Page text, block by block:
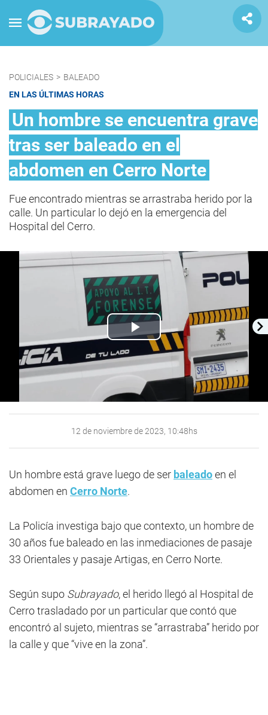
POLICIALES > BALEADO
EN LAS ÚLTIMAS HORAS
Un hombre se encuentra grave
tras ser baleado en el
abdomen en Cerro Norte
Fue encontrado mientras se arrastraba herido por la
calle. Un particular lo dejó en la emergencia del
Hospital del Cerro.
Play
Video
12 de noviembre de 2023, 10:48hs
Un hombre está grave luego de ser baleadoen el
abdomen en Cerro Norte.
La Policía investiga bajo que contexto, un hombre de
30 años fue baleado en las inmediaciones de pasaje
33 Orientales y pasaje Artigas, en Cerro Norte.
Según supo Subrayado, el herido llegó al Hospital de
Cerro trasladado por un particular que contó que
encontró al sujeto, mientras se “arrastraba” herido por
la calle y que “vive en la zona”.